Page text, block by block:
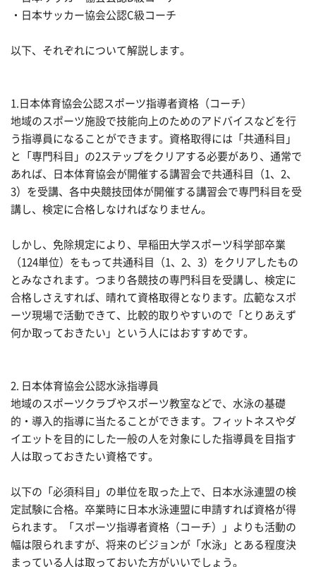
・日本サッカー協会公認C級コーチ
以下、それぞれについて解説します。
1.日本体育協会公認スポーツ指導者資格（コーチ）
地域のスポーツ施設で技能向上のためのアドバイスなどを行
う指導員になることができます。資格取得には「共通科目」
と「専門科目」の2ステップをクリアする必要があり、通常で
あれば、日本体育協会が開催する講習会で共通科目（1、2、
3）を受講、各中央競技団体が開催する講習会で専門科目を受
講し、検定に合格しなければなりません。
しかし、免除規定により、早稲田大学スポーツ科学部卒業
（124単位）をもって共通科目（1、2、3）をクリアしたもの
とみなされます。つまり各競技の専門科目を受講し、検定に
合格しさえすれば、晴れて資格取得となります。広範なスポ
ーツ現場で活動できて、比較的取りやすいので「とりあえず
何か取っておきたい」という人にはおすすめです。
2. 日本体育協会公認水泳指導員
地域のスポーツクラブやスポーツ教室などで、水泳の基礎
的・導入的指導に当たることができます。フィットネスやダ
イエットを目的にした一般の人を対象にした指導員を目指す
人は取っておきたい資格です。
以下の「必須科目」の単位を取った上で、日本水泳連盟の検
定試験に合格。卒業時に日本水泳連盟に申請すれば資格が得
られます。「スポーツ指導者資格（コーチ）」よりも活動の
幅は限られますが、将来のビジョンが「水泳」とある程度決
まっている人は取っておいた方がいいでしょう。